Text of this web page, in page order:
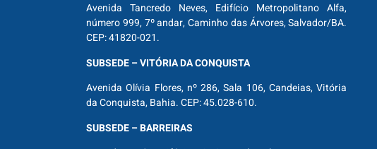
Avenida Tancredo Neves, Edifício Metropolitano Alfa,
número 999, 7º andar, Caminho das Árvores, Salvador/BA.
CEP: 41820-021.
SUBSEDE – VITÓRIA DA CONQUISTA
Avenida Olívia Flores, nº 286, Sala 106, Candeias, Vitória
da Conquista, Bahia. CEP: 45.028-610.
SUBSEDE – BARREIRAS